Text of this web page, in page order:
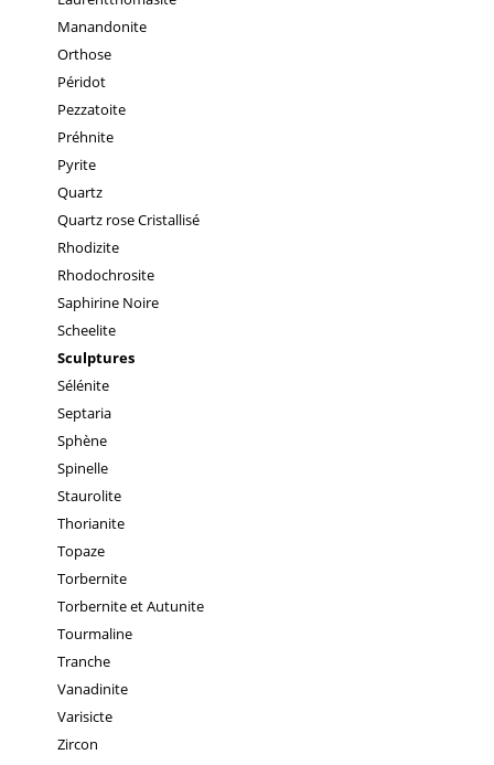
Manandonite
Orthose
Péridot
Pezzatoite
Préhnite
Pyrite
Quartz
Quartz rose Cristallisé
Rhodizite
Rhodochrosite
Saphirine Noire
Scheelite
Sculptures
Sélénite
Septaria
Sphène
Spinelle
Staurolite
Thorianite
Topaze
Torbernite
Torbernite et Autunite
Tourmaline
Tranche
Vanadinite
Varisicte
Zircon